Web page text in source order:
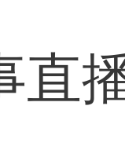
直